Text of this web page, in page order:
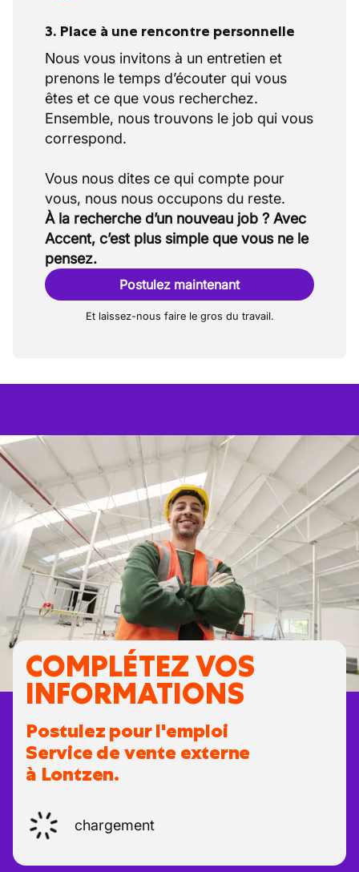
3. Place à une rencontre personnelle
Nous vous invitons à un entretien et
prenons le temps d’écouter qui vous
êtes et ce que vous recherchez.
Ensemble, nous trouvons le job qui vous
correspond.
Vous nous dites ce qui compte pour
À la recherche d’un nouveau job ? Avec
Accent, c’est plus simple que vous ne le
pensez.
Postulez maintenant
Et laissez-nous faire le gros du travail.
COMPLÉTEZ VOS
INFORMATIONS
Postulez pour l'emploi
Service de vente externe
à Lontzen.
chargement